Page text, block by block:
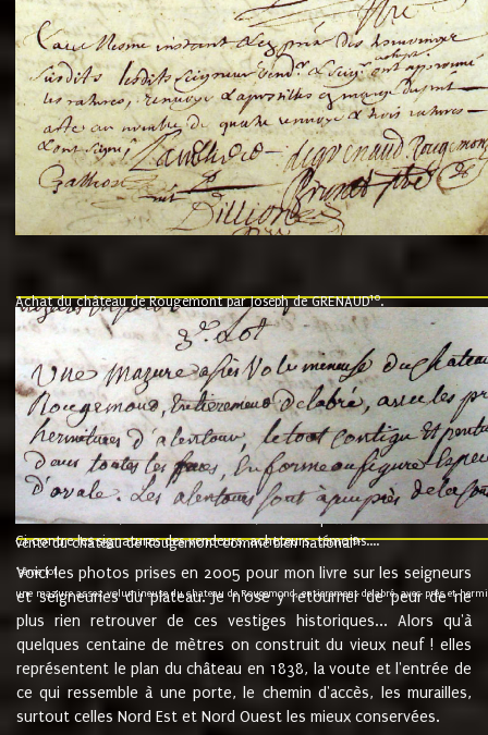
Achat du château de Rougemont par Joseph de GRENAUD10.
"l'an mil six cent soixante treze le ving neuvième jour du mois de
nommé fut présent Messire Claude Guillaume de Moyriat chevalier baron
vend, purement simplement et irrevocablement a monseigneur monsieur
et chavannes conseiller du roy au parlement de Bourgogne, present et
que le dit seigneur Baron de la Vellière a sur ses hommes, indivisables et
de la Velliere tout ainsi et comme le dit seigneur Baron et ses
présent......"
suivent les rentes, donation des terriers, etc... au prix de 880 livre louis
Ci contre les signatures des vendeurs, acheteurs, témoins....
vente du château de Rougemont comme bien national9.
"3ème lot
une mazure assez volumineuse du chateau de Rougemond, entierement delabré, avec près et
Voici les photos prises en 2005 pour mon livre sur les seigneurs
et seigneuries du plateau. Je n'ose y retourner de peur de ne
plus rien retrouver de ces vestiges historiques... Alors qu'à
quelques centaine de mètres on construit du vieux neuf ! elles
représentent le plan du château en 1838, la voute et l'entrée de
ce qui ressemble à une porte, le chemin d'accès, les murailles,
surtout celles Nord Est et Nord Ouest les mieux conservées.